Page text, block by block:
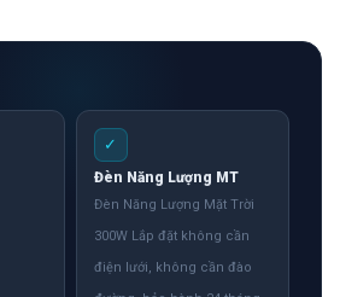
✓
Đèn Năng Lượng MT
Đèn Năng Lượng Mặt Trời
300W Lắp đặt không cần
điện lưới, không cần đào